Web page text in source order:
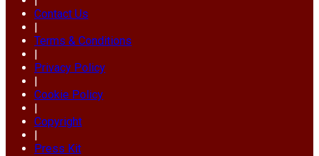
Contact Us
|
Terms & Conditions
|
Privacy Policy
|
Cookie Policy
|
Copyright
|
Press Kit